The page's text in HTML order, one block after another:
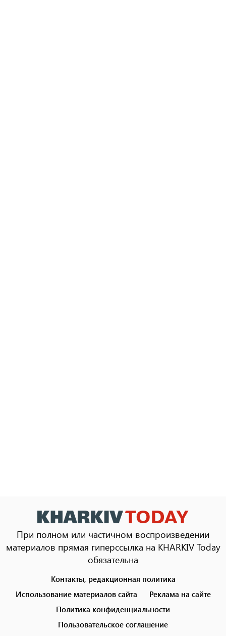
При полном или частичном воспроизведении
материалов прямая гиперссылка на KHARKIV Today
обязательна
menu
Контакты, редакционная политика
Использование материалов сайта
Реклама на сайте
Политика конфиденциальности
Пользовательское соглашение